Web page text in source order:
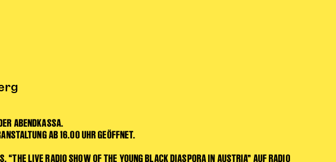
ABENDKASSA.
AB 16.00 UHR GEÖFFNET.
, “THE LIVERADIOSHOW OF THE YOUNG BLACK DIASPORA IN AUSTRIA” AUF RADIO